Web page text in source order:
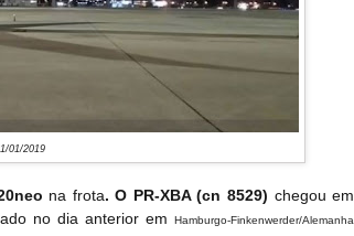
01/2019
na frota. O PR-XBA (cn 8529) chegou em
no dia anterioremHamburgo-Finkenwerder/Alemanha